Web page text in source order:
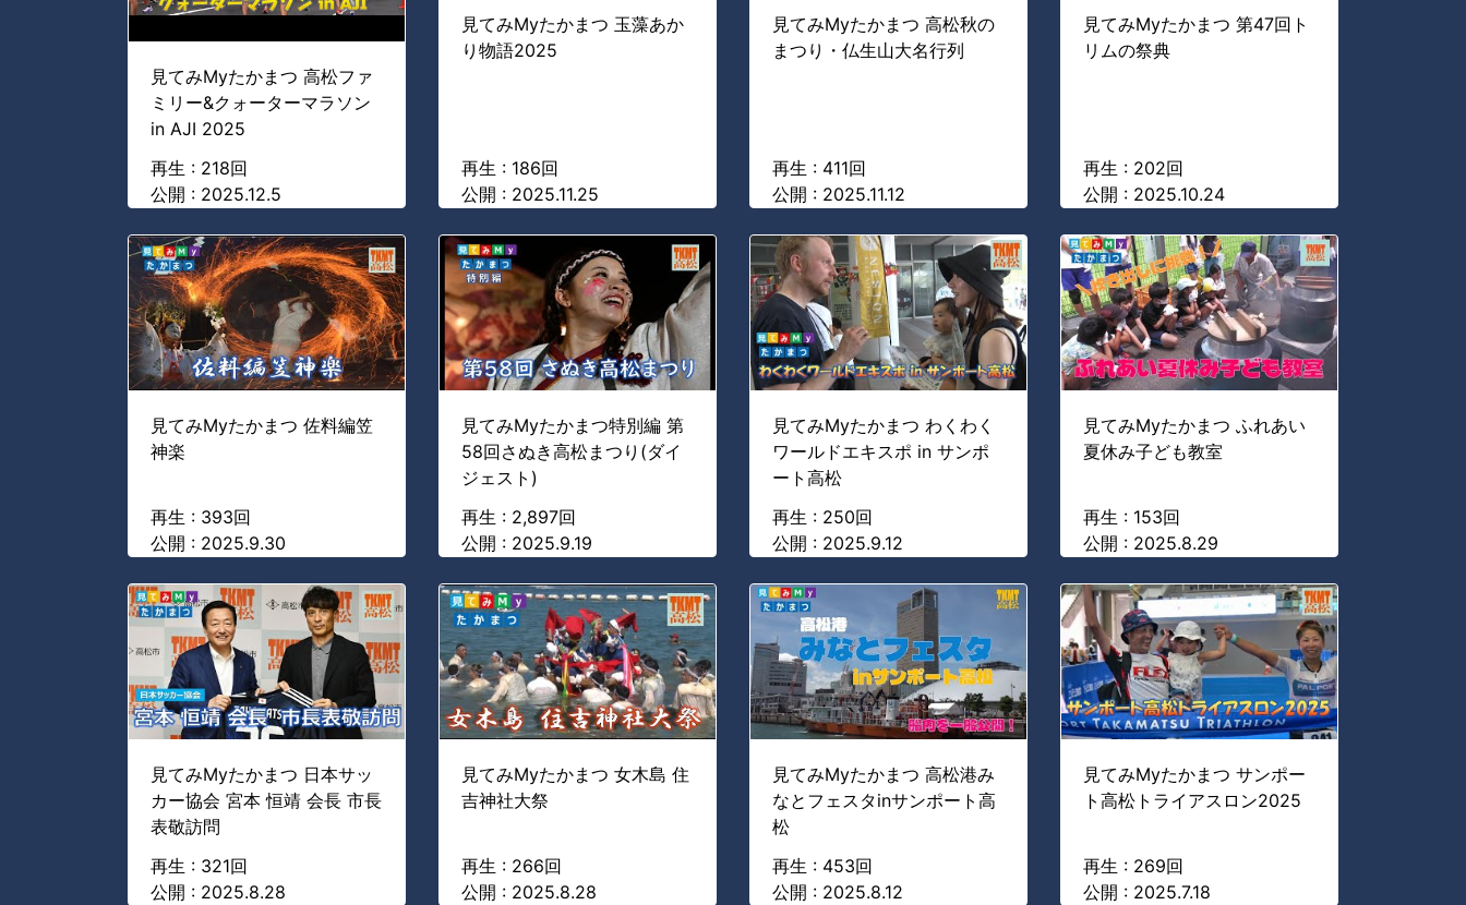
見てみMyたかまつ 高松ファ
ミリー&クォーターマラソン
in AJI 2025
再生 : 218回
公開 : 2025.12.5
見てみMyたかまつ 玉藻あか
り物語2025
再生 : 186回
公開 : 2025.11.25
見てみMyたかまつ 高松秋の
まつり・仏生山大名行列
再生 : 411回
公開 : 2025.11.12
見てみMyたかまつ 第47回ト
リムの祭典
再生 : 202回
公開 : 2025.10.24
見てみMyたかまつ 佐料編笠
神楽
再生 : 393回
公開 : 2025.9.30
見てみMyたかまつ特別編 第
58回さぬき高松まつり(ダイ
ジェスト)
再生 : 2,897回
公開 : 2025.9.19
見てみMyたかまつ わくわく
ワールドエキスポ in サンポ
ート高松
再生 : 250回
公開 : 2025.9.12
見てみMyたかまつ ふれあい
夏休み子ども教室
再生 : 153回
公開 : 2025.8.29
見てみMyたかまつ 日本サッ
カー協会 宮本 恒靖 会長 市長
表敬訪問
再生 : 321回
公開 : 2025.8.28
見てみMyたかまつ 女木島 住
吉神社大祭
再生 : 266回
公開 : 2025.8.28
見てみMyたかまつ 高松港み
なとフェスタinサンポート高
松
再生 : 453回
公開 : 2025.8.12
見てみMyたかまつ サンポー
ト高松トライアスロン2025
再生 : 269回
公開 : 2025.7.18